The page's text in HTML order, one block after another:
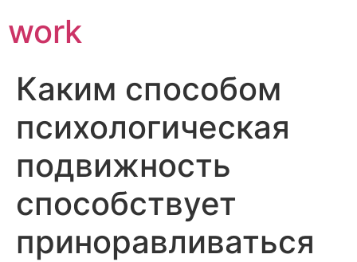
work
Каким способом
психологическая
подвижность
способствует
приноравливаться